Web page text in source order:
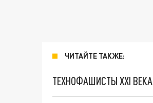
ЧИТАЙТЕ ТАКЖЕ:
ТЕХНОФАШИСТЫ XXI ВЕКА